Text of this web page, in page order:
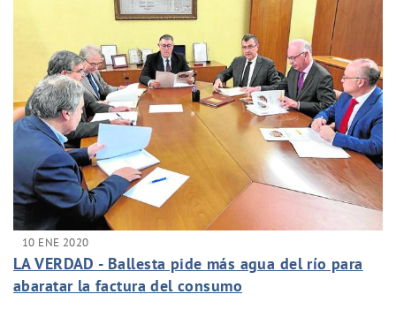
10 ENE 2020
LA VERDAD - Ballesta pide más agua del río para
abaratar la factura del consumo